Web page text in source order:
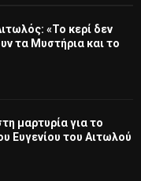
«Το κερί δεν
τα Μυστήρια και το
μαρτυρία για το
Ευγενίου του Αιτωλού